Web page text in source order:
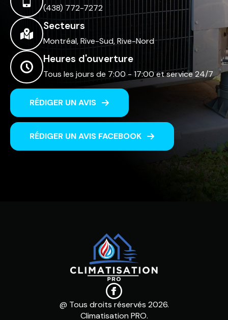
(438) 772-7272
Secteurs
Montréal, Rive-Sud, Rive-Nord
Heures d'ouverture
Tous les jours de 7:00 - 17:00 et service 24/7
RÉDIGER UN AVIS
RÉDIGER UN AVIS FACEBOOK
@ Tous droits réservés 2026.
Climatisation PRO.